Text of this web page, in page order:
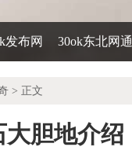
发布网 30ok东北网通
> 正文
胆地介绍